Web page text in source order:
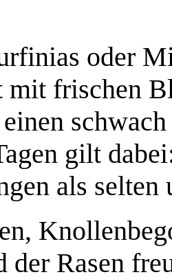
oder
mit frischen
gilt
als
der Rasen